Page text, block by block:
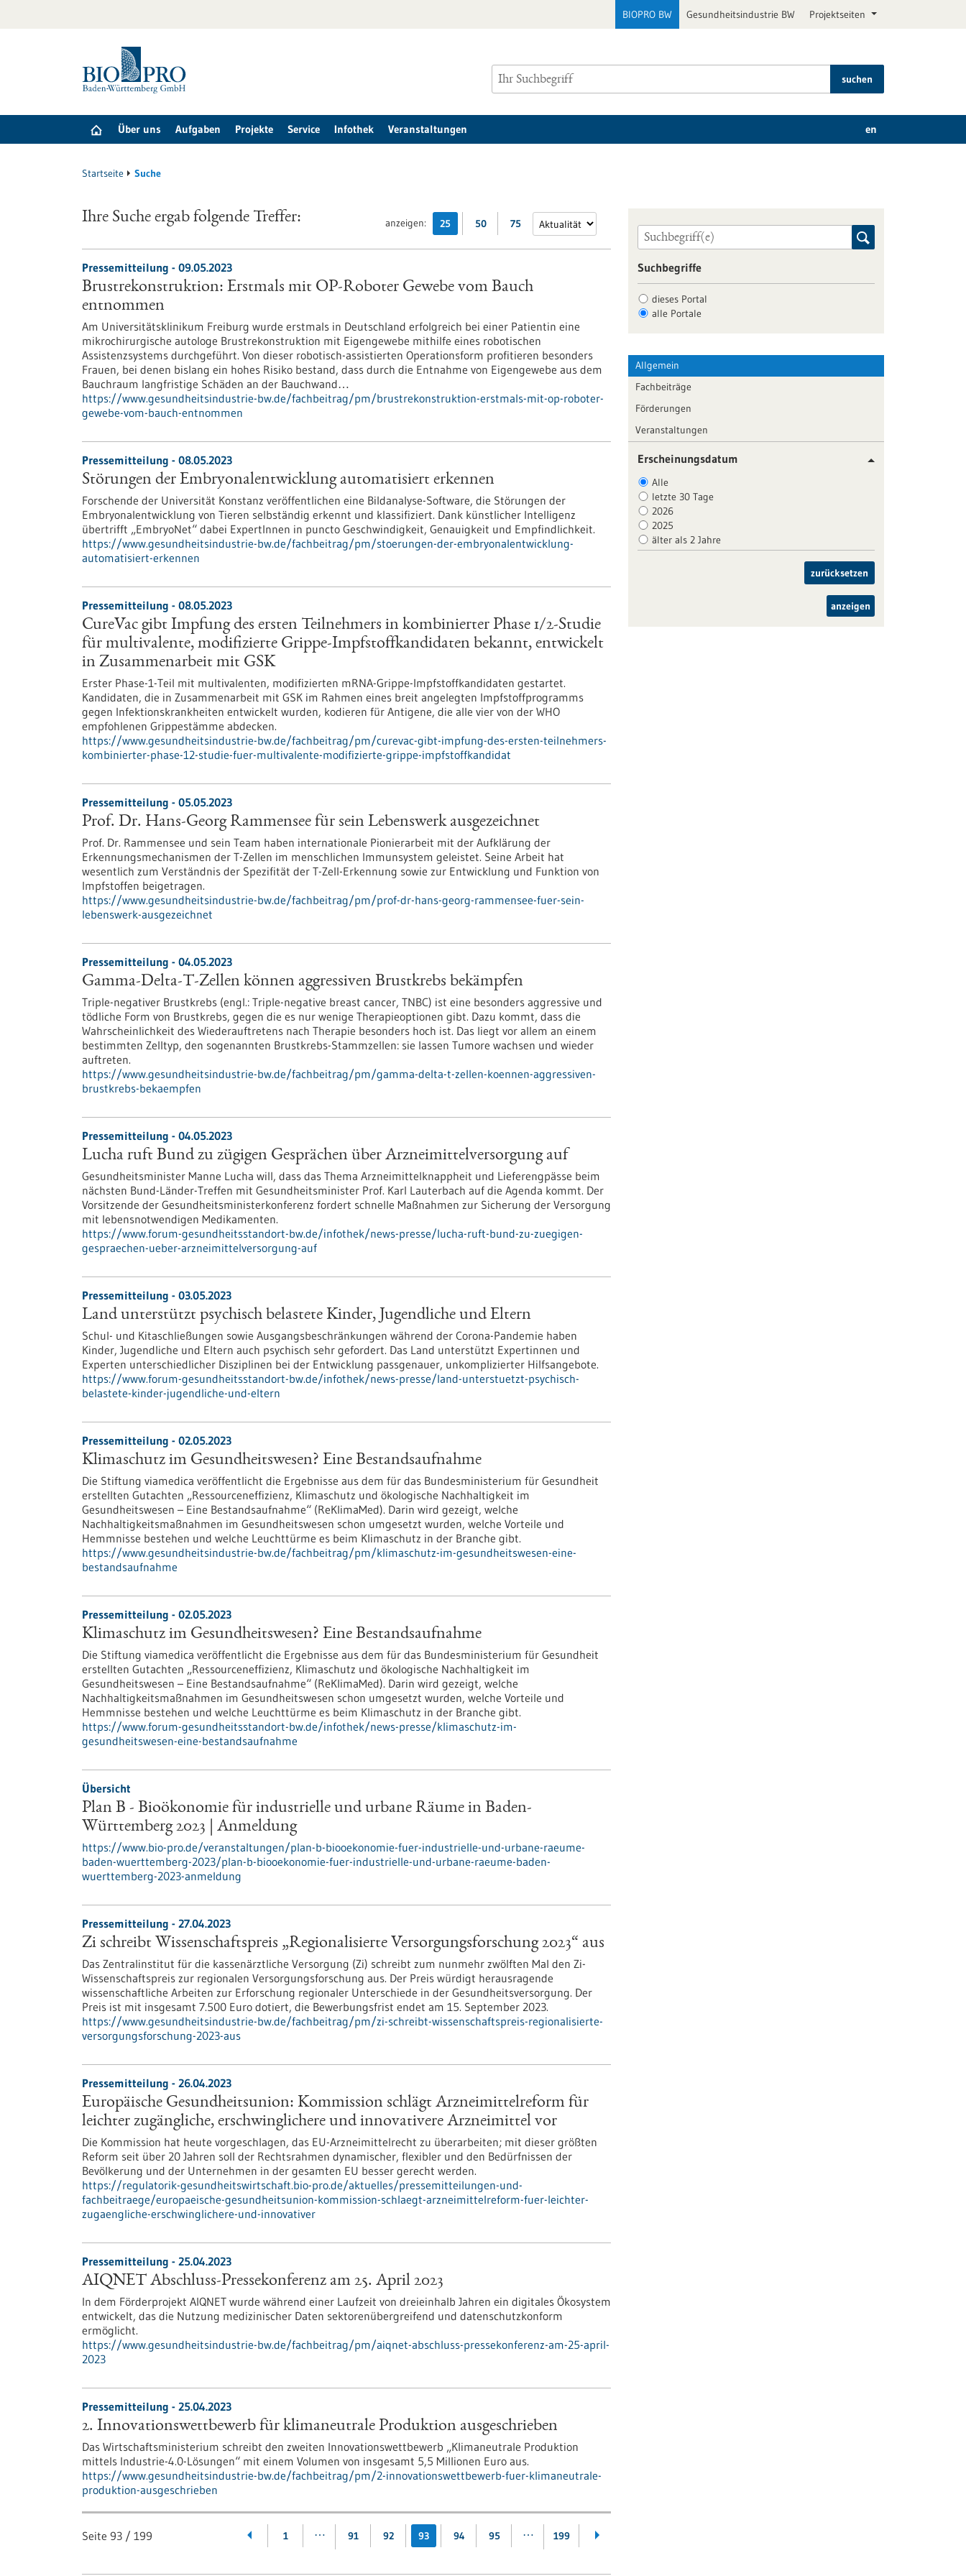
BIOPRO BW Gesundheitsindustrie BW Projektseiten
suchen
Über uns Aufgaben Projekte Service Infothek Veranstaltungen en
Startseite Suche
anzeigen: 25 50 75
Ihre Suche ergab folgende Treffer:
Pressemitteilung - 09.05.2023
Brustrekonstruktion: Erstmals mit OP-Roboter Gewebe vom Bauch
entnommen
Am Universitätsklinikum Freiburg wurde erstmals in Deutschland erfolgreich bei einer Patientin eine
mikrochirurgische autologe Brustrekonstruktion mit Eigengewebe mithilfe eines robotischen
Assistenzsystems durchgeführt. Von dieser robotisch-assistierten Operationsform profitieren besonders
Frauen, bei denen bislang ein hohes Risiko bestand, dass durch die Entnahme von Eigengewebe aus dem
Bauchraum langfristige Schäden an der Bauchwand…
https://www.gesundheitsindustrie-bw.de/fachbeitrag/pm/brustrekonstruktion-erstmals-mit-op-roboter-
gewebe-vom-bauch-entnommen
Pressemitteilung - 08.05.2023
Störungen der Embryonalentwicklung automatisiert erkennen
Forschende der Universität Konstanz veröffentlichen eine Bildanalyse-Software, die Störungen der
Embryonalentwicklung von Tieren selbständig erkennt und klassifiziert. Dank künstlicher Intelligenz
übertrifft „EmbryoNet“ dabei ExpertInnen in puncto Geschwindigkeit, Genauigkeit und Empfindlichkeit.
https://www.gesundheitsindustrie-bw.de/fachbeitrag/pm/stoerungen-der-embryonalentwicklung-
automatisiert-erkennen
Pressemitteilung - 08.05.2023
CureVac gibt Impfung des ersten Teilnehmers in kombinierter Phase 1/2-Studie
für multivalente, modifizierte Grippe-Impfstoffkandidaten bekannt, entwickelt
in Zusammenarbeit mit GSK
Erster Phase-1-Teil mit multivalenten, modifizierten mRNA-Grippe-Impfstoff­kandidaten gestartet.
Kandidaten, die in Zusammenarbeit mit GSK im Rahmen eines breit angelegten Impfstoffprogramms
gegen Infektionskrankheiten entwickelt wurden, kodieren für Antigene, die alle vier von der WHO
empfohlenen Grippestämme abdecken.
https://www.gesundheitsindustrie-bw.de/fachbeitrag/pm/curevac-gibt-impfung-des-ersten-teilnehmers-
kombinierter-phase-12-studie-fuer-multivalente-modifizierte-grippe-impfstoffkandidat
Pressemitteilung - 05.05.2023
Prof. Dr. Hans-Georg Rammensee für sein Lebenswerk ausgezeichnet
Prof. Dr. Rammensee und sein Team haben internationale Pionierarbeit mit der Aufklärung der
Erkennungsmechanismen der T-Zellen im menschlichen Immunsystem geleistet. Seine Arbeit hat
wesentlich zum Verständnis der Spezifität der T-Zell-Erkennung sowie zur Entwicklung und Funktion von
Impfstoffen beigetragen.
https://www.gesundheitsindustrie-bw.de/fachbeitrag/pm/prof-dr-hans-georg-rammensee-fuer-sein-
lebenswerk-ausgezeichnet
Pressemitteilung - 04.05.2023
Gamma-Delta-T-Zellen können aggressiven Brustkrebs bekämpfen
Triple-negativer Brustkrebs (engl.: Triple-negative breast cancer, TNBC) ist eine besonders aggressive und
tödliche Form von Brustkrebs, gegen die es nur wenige Therapieoptionen gibt. Dazu kommt, dass die
Wahrscheinlichkeit des Wiederauftretens nach Therapie besonders hoch ist. Das liegt vor allem an einem
bestimmten Zelltyp, den sogenannten Brustkrebs-Stammzellen: sie lassen Tumore wachsen und wieder
auftreten.
https://www.gesundheitsindustrie-bw.de/fachbeitrag/pm/gamma-delta-t-zellen-koennen-aggressiven-
brustkrebs-bekaempfen
Pressemitteilung - 04.05.2023
Lucha ruft Bund zu zügigen Gesprächen über Arzneimittelversorgung auf
Gesundheitsminister Manne Lucha will, dass das Thema Arzneimittelknappheit und Lieferengpässe beim
nächsten Bund-Länder-Treffen mit Gesundheitsminister Prof. Karl Lauterbach auf die Agenda kommt. Der
Vorsitzende der Gesundheitsministerkonferenz fordert schnelle Maßnahmen zur Sicherung der Versorgung
mit lebensnotwendigen Medikamenten.
https://www.forum-gesundheitsstandort-bw.de/infothek/news-presse/lucha-ruft-bund-zu-zuegigen-
gespraechen-ueber-arzneimittelversorgung-auf
Pressemitteilung - 03.05.2023
Land unterstützt psychisch belastete Kinder, Jugendliche und Eltern
Schul- und Kitaschließungen sowie Ausgangsbeschränkungen während der Corona-Pandemie haben
Kinder, Jugendliche und Eltern auch psychisch sehr gefordert. Das Land unterstützt Expertinnen und
Experten unterschiedlicher Disziplinen bei der Entwicklung passgenauer, unkomplizierter Hilfsangebote.
https://www.forum-gesundheitsstandort-bw.de/infothek/news-presse/land-unterstuetzt-psychisch-
belastete-kinder-jugendliche-und-eltern
Pressemitteilung - 02.05.2023
Klimaschutz im Gesundheitswesen? Eine Bestandsaufnahme
Die Stiftung viamedica veröffentlicht die Ergebnisse aus dem für das Bundesministerium für Gesundheit
erstellten Gutachten „Ressourceneffizienz, Klimaschutz und ökologische Nachhaltigkeit im
Gesundheitswesen – Eine Bestandsaufnahme“ (ReKlimaMed). Darin wird gezeigt, welche
Nachhaltigkeitsmaßnahmen im Gesundheitswesen schon umgesetzt wurden, welche Vorteile und
Hemmnisse bestehen und welche Leuchttürme es beim Klimaschutz in der Branche gibt.
https://www.gesundheitsindustrie-bw.de/fachbeitrag/pm/klimaschutz-im-gesundheitswesen-eine-
bestandsaufnahme
Pressemitteilung - 02.05.2023
Klimaschutz im Gesundheitswesen? Eine Bestandsaufnahme
Die Stiftung viamedica veröffentlicht die Ergebnisse aus dem für das Bundesministerium für Gesundheit
erstellten Gutachten „Ressourceneffizienz, Klimaschutz und ökologische Nachhaltigkeit im
Gesundheitswesen – Eine Bestandsaufnahme“ (ReKlimaMed). Darin wird gezeigt, welche
Nachhaltigkeitsmaßnahmen im Gesundheitswesen schon umgesetzt wurden, welche Vorteile und
Hemmnisse bestehen und welche Leuchttürme es beim Klimaschutz in der Branche gibt.
https://www.forum-gesundheitsstandort-bw.de/infothek/news-presse/klimaschutz-im-
gesundheitswesen-eine-bestandsaufnahme
Übersicht
Plan B - Bioökonomie für industrielle und urbane Räume in Baden-
Württemberg 2023 | Anmeldung
https://www.bio-pro.de/veranstaltungen/plan-b-biooekonomie-fuer-industrielle-und-urbane-raeume-
baden-wuerttemberg-2023/plan-b-biooekonomie-fuer-industrielle-und-urbane-raeume-baden-
wuerttemberg-2023-anmeldung
Pressemitteilung - 27.04.2023
Zi schreibt Wissenschaftspreis „Regionalisierte Versorgungsforschung 2023“ aus
Das Zentralinstitut für die kassenärztliche Versorgung (Zi) schreibt zum nunmehr zwölften Mal den Zi-
Wissenschaftspreis zur regionalen Versorgungsforschung aus. Der Preis würdigt herausragende
wissenschaftliche Arbeiten zur Erforschung regionaler Unterschiede in der Gesundheitsversorgung. Der
Preis ist mit insgesamt 7.500 Euro dotiert, die Bewerbungsfrist endet am 15. September 2023.
https://www.gesundheitsindustrie-bw.de/fachbeitrag/pm/zi-schreibt-wissenschaftspreis-regionalisierte-
versorgungsforschung-2023-aus
Pressemitteilung - 26.04.2023
Europäische Gesundheitsunion: Kommission schlägt Arzneimittelreform für
leichter zugängliche, erschwinglichere und innovativere Arzneimittel vor
Die Kommission hat heute vorgeschlagen, das EU-Arzneimittelrecht zu überarbeiten; mit dieser größten
Reform seit über 20 Jahren soll der Rechtsrahmen dynamischer, flexibler und den Bedürfnissen der
Bevölkerung und der Unternehmen in der gesamten EU besser gerecht werden.
https://regulatorik-gesundheitswirtschaft.bio-pro.de/aktuelles/pressemitteilungen-und-
fachbeitraege/europaeische-gesundheitsunion-kommission-schlaegt-arzneimittelreform-fuer-leichter-
zugaengliche-erschwinglichere-und-innovativer
Pressemitteilung - 25.04.2023
AIQNET Abschluss-Pressekonferenz am 25. April 2023
In dem Förderprojekt AIQNET wurde während einer Laufzeit von dreieinhalb Jahren ein digitales Ökosystem
entwickelt, das die Nutzung medizinischer Daten sektorenübergreifend und datenschutzkonform
ermöglicht.
https://www.gesundheitsindustrie-bw.de/fachbeitrag/pm/aiqnet-abschluss-pressekonferenz-am-25-april-
2023
Pressemitteilung - 25.04.2023
2. Innovationswettbewerb für klimaneutrale Produktion ausgeschrieben
Das Wirtschaftsministerium schreibt den zweiten Innovationswettbewerb „Klimaneutrale Produktion
mittels Industrie-4.0-Lösungen“ mit einem Volumen von insgesamt 5,5 Millionen Euro aus.
https://www.gesundheitsindustrie-bw.de/fachbeitrag/pm/2-innovationswettbewerb-fuer-klimaneutrale-
produktion-ausgeschrieben
Seite 93 / 199 1 … 91 92 93 94 95 … 199
Suchbegriffe
dieses Portal
alle Portale
Allgemein
Fachbeiträge
Förderungen
Veranstaltungen
Erscheinungsdatum
Alle
letzte 30 Tage
2026
2025
älter als 2 Jahre
zurücksetzen
anzeigen